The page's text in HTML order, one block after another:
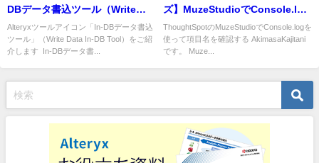
DBデータ書込ツール（Write
Data In-DB Tool）
Alteryxツールアイコン「In-DBデータ書込
ツール」（Write Data In-DB Tool）をご紹
介します In-DBデータ書...
ズ】MuzeStudioでConsole.log
を使って項目名を確認する
ThoughtSpotのMuzeStudioでConsole.logを
使って項目名を確認する AkimasaKajitani
です。 Muze...